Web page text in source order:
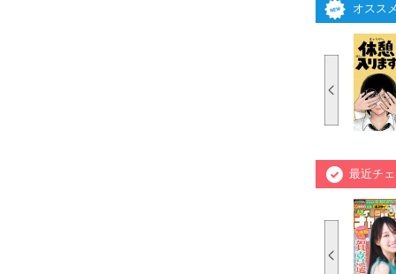
オスス
最近チ